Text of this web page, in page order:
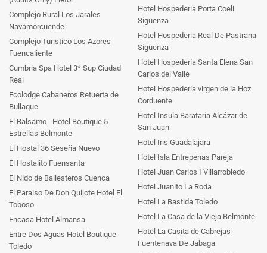
Complejo Rural Los Jarales
Navamorcuende
Complejo Turistico Los Azores
Fuencaliente
Cumbria Spa Hotel 3* Sup Ciudad
Real
Ecolodge Cabaneros Retuerta de
Bullaque
El Balsamo - Hotel Boutique 5
Estrellas Belmonte
El Hostal 36 Seseña Nuevo
El Hostalito Fuensanta
El Nido de Ballesteros Cuenca
El Paraiso De Don Quijote Hotel El
Toboso
Encasa Hotel Almansa
Entre Dos Aguas Hotel Boutique
Toledo
Hotel Hospederia Porta Coeli
Siguenza
Hotel Hospederia Real De Pastrana
Siguenza
Hotel Hospedería Santa Elena San
Carlos del Valle
Hotel Hospedería virgen de la Hoz
Corduente
Hotel Insula Barataria Alcázar de
San Juan
Hotel Iris Guadalajara
Hotel Isla Entrepenas Pareja
Hotel Juan Carlos I Villarrobledo
Hotel Juanito La Roda
Hotel La Bastida Toledo
Hotel La Casa de la Vieja Belmonte
Hotel La Casita de Cabrejas
Fuentenava De Jabaga